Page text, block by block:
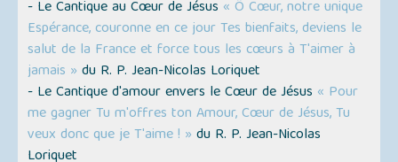
- Le Cantique au Cœur de Jésus « Ô Cœur, notre unique
Espérance, couronne en ce jour Tes bienfaits, deviens le
salut de la France et force tous les cœurs à T'aimer à
jamais » du R. P. Jean-Nicolas Loriquet
- Le Cantique d'amour envers le Cœur de Jésus « Pour
me gagner Tu m'offres ton Amour, Cœur de Jésus, Tu
veux donc que je T'aime ! » du R. P. Jean-Nicolas
Loriquet